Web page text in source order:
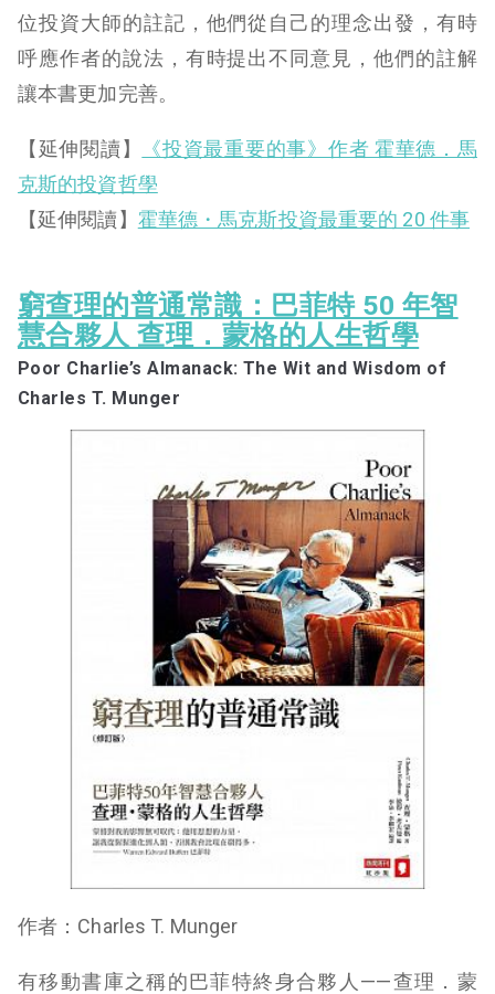
位投資大師的註記，他們從自己的理念出發，有時
呼應作者的說法，有時提出不同意見，他們的註解
讓本書更加完善。
【延伸閱讀】
《投資最重要的事》作者 霍華德．馬
克斯的投資哲學
【延伸閱讀】 霍華德・馬克斯投資最重要的 20 件事
窮查理的普通常識：巴菲特 50 年智
慧合夥人 查理．蒙格的人生哲學
Poor Charlie’s Almanack: The Wit and Wisdom of
Charles T. Munger
作者：Charles T. Munger
有移動書庫之稱的巴菲特終身合夥人——查理．蒙